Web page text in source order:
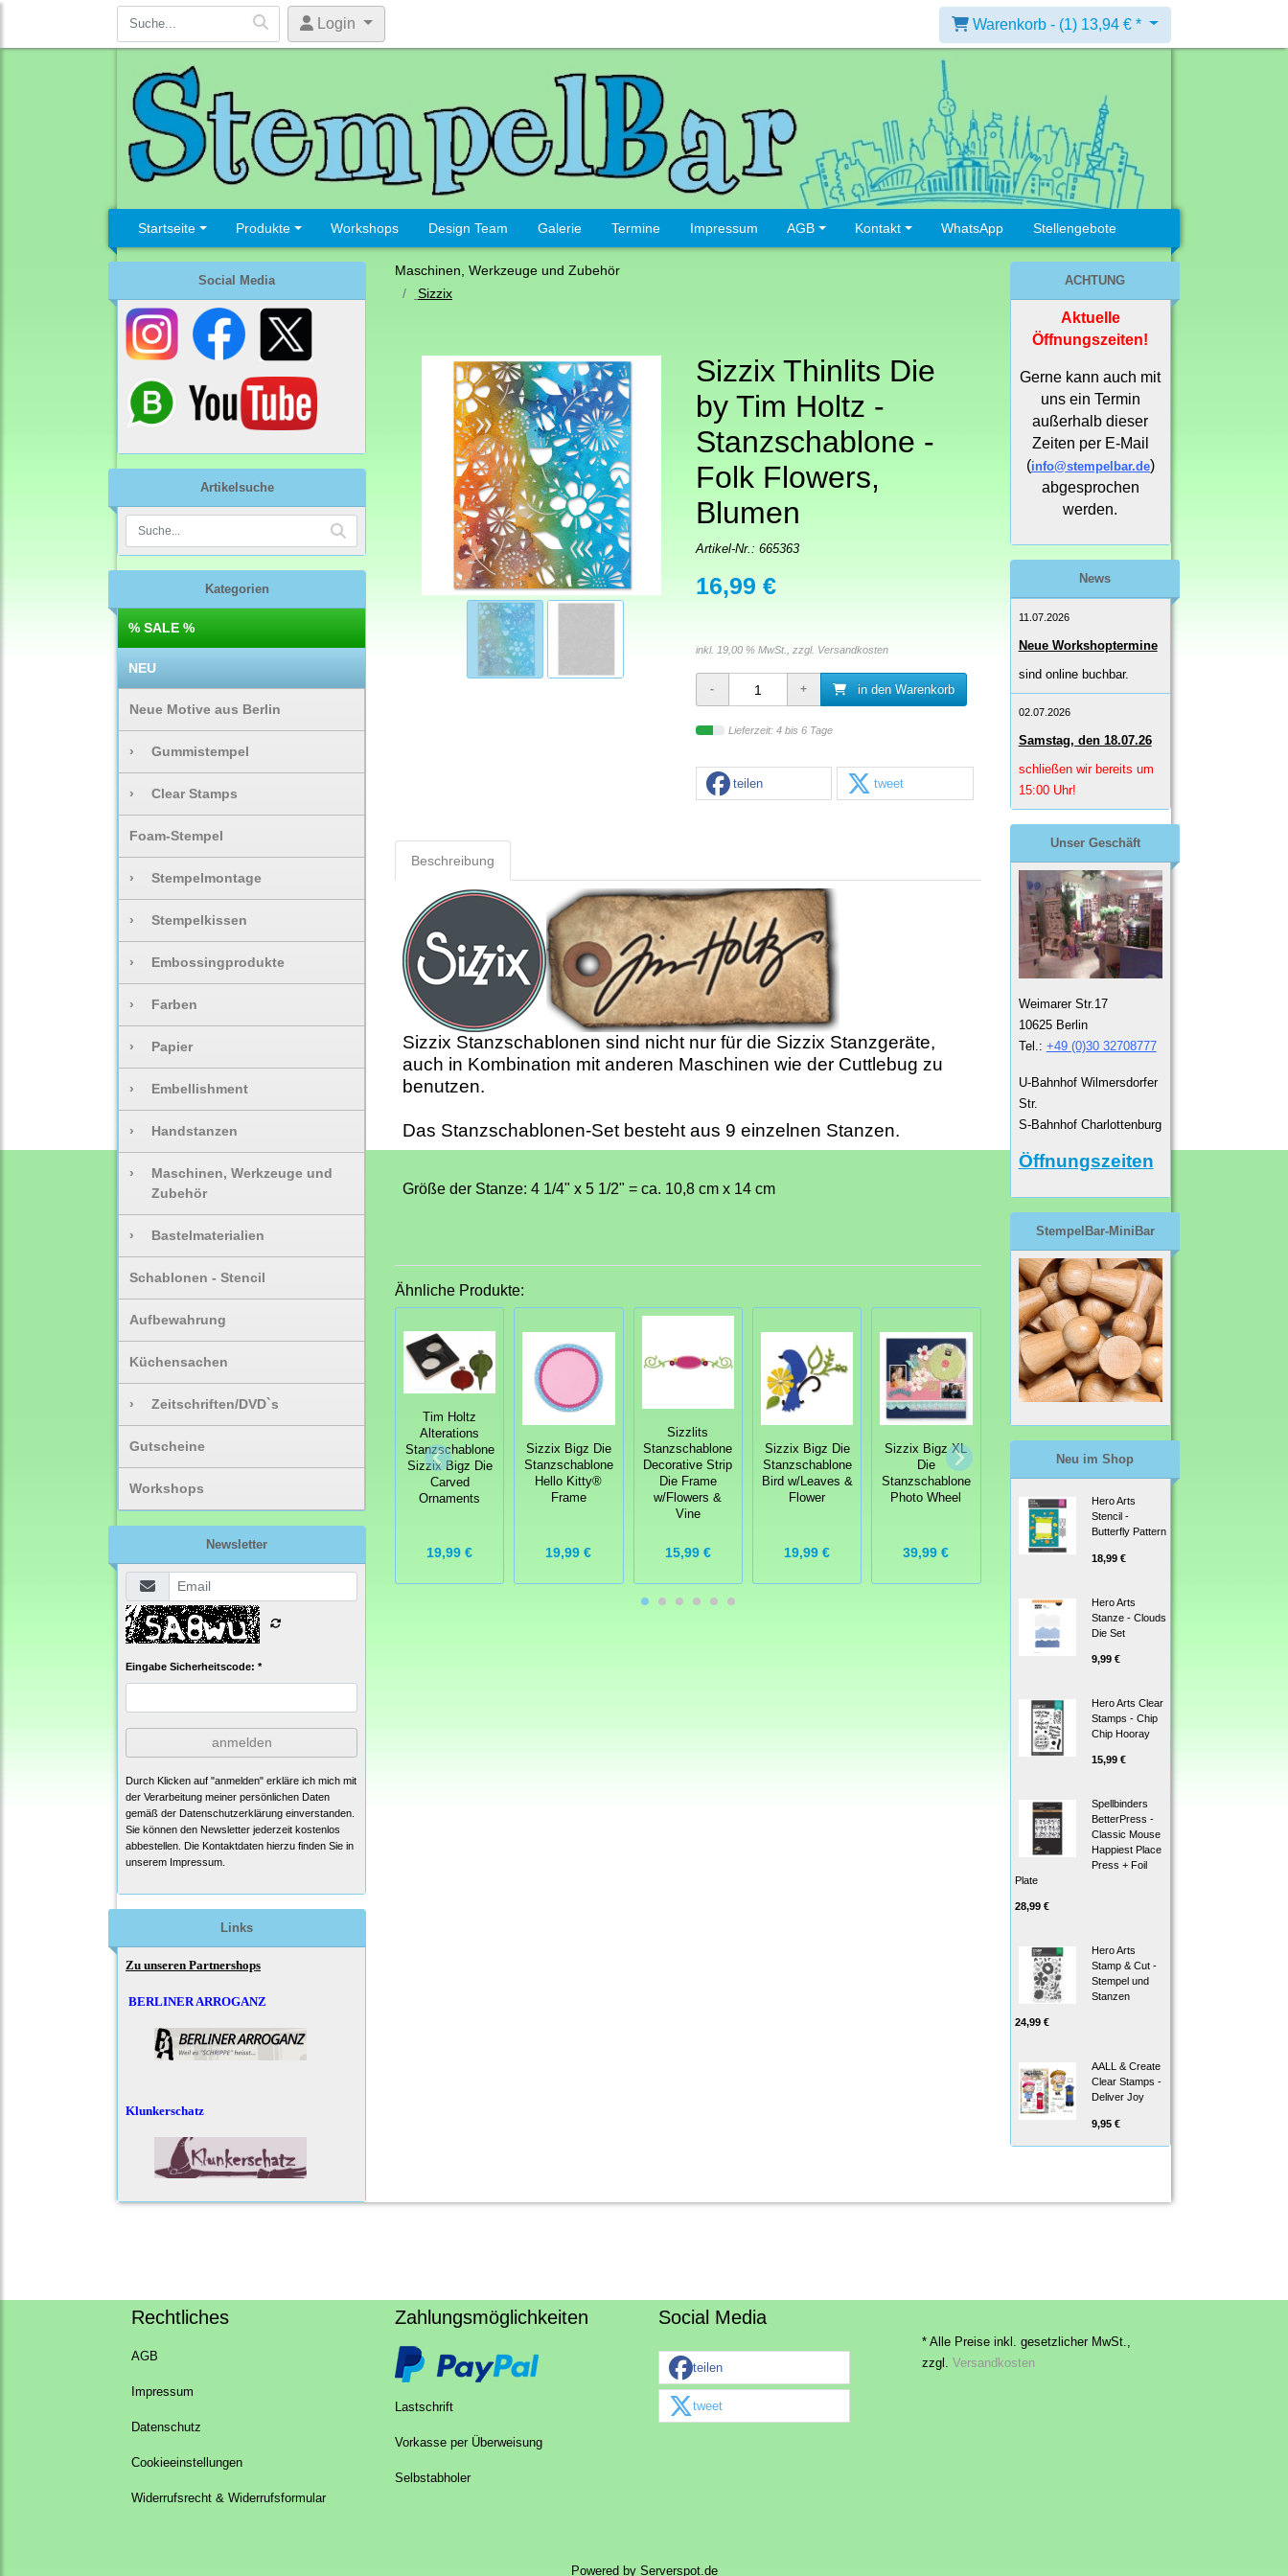
Login Warenkorb - (1) 13,94 € *
Startseite Produkte Workshops Design Team Galerie Termine Impressum AGB Kontakt WhatsApp Stellengebote
Social Media
Artikelsuche
Kategorien
% SALE %
NEU
Neue Motive aus Berlin
› Gummistempel
› Clear Stamps
Foam-Stempel
› Stempelmontage
› Stempelkissen
› Embossingprodukte
› Farben
› Papier
› Embellishment
› Handstanzen
›
Maschinen, Werkzeuge und
Zubehör
› Bastelmaterialien
Schablonen - Stencil
Aufbewahrung
Küchensachen
› Zeitschriften/DVD`s
Gutscheine
Workshops
Newsletter
Eingabe Sicherheitscode: *
anmelden
Durch Klicken auf "anmelden" erkläre ich mich mit
der Verarbeitung meiner persönlichen Daten
gemäß der Datenschutzerklärung einverstanden.
Sie können den Newsletter jederzeit kostenlos
abbestellen. Die Kontaktdaten hierzu finden Sie in
unserem Impressum.
Links
Zu unseren Partnershops
BERLINER ARROGANZ
Klunkerschatz
Maschinen, Werkzeuge und Zubehör
Sizzix
Sizzix Thinlits Die
by Tim Holtz -
Stanzschablone -
Folk Flowers,
Blumen
Artikel-Nr.: 665363
16,99 €
inkl. 19,00 % MwSt., zzgl. Versandkosten
in den Warenkorb
Lieferzeit: 4 bis 6 Tage
teilen tweet
Beschreibung
Sizzix Stanzschablonen sind nicht nur für die Sizzix Stanzgeräte,
auch in Kombination mit anderen Maschinen wie der Cuttlebug zu
benutzen.
Das Stanzschablonen-Set besteht aus 9 einzelnen Stanzen.
Größe der Stanze: 4 1/4" x 5 1/2" = ca. 10,8 cm x 14 cm
Ähnliche Produkte:
Tim Holtz
Alterations
Stanzschablone
Sizzix Bigz Die
Carved
Ornaments
19,99 €
Sizzix Bigz Die
Stanzschablone
Hello Kitty®
Frame
19,99 €
Sizzlits
Stanzschablone
Decorative Strip
Die Frame
w/Flowers &
Vine
15,99 €
Sizzix Bigz Die
Stanzschablone
Bird w/Leaves &
Flower
19,99 €
Sizzix Bigz XL
Die
Stanzschablone
Photo Wheel
39,99 €
Sizzix Bigz Die
Stanzschablone
Beeren
19,99 €
Stanzschablone
Bigz Die Flower,
Leaves & Stem
ACHTUNG
Aktuelle
Öffnungszeiten!
Gerne kann auch mit
uns ein Termin
außerhalb dieser
Zeiten per E-Mail
(info@stempelbar.de)
abgesprochen
werden.
News
11.07.2026
Neue Workshoptermine
sind online buchbar.
02.07.2026
Samstag, den 18.07.26
schließen wir bereits um
15:00 Uhr!
Unser Geschäft
Weimarer Str.17
10625 Berlin
Tel.: +49 (0)30 32708777
U-Bahnhof Wilmersdorfer
Str.
S-Bahnhof Charlottenburg
Öffnungszeiten
StempelBar-MiniBar
Neu im Shop
Hero Arts
Stencil -
Butterfly Pattern
18,99 €
Hero Arts
Stanze - Clouds
Die Set
9,99 €
Hero Arts Clear
Stamps - Chip
Chip Hooray
15,99 €
Spellbinders
BetterPress -
Classic Mouse
Happiest Place
Press + Foil
Plate
28,99 €
Hero Arts
Stamp & Cut -
Stempel und
Stanzen
24,99 €
AALL & Create
Clear Stamps -
Deliver Joy
9,95 €
Rechtliches
AGB
Impressum
Datenschutz
Cookieeinstellungen
Widerrufsrecht & Widerrufsformular
Zahlungsmöglichkeiten
Lastschrift
Vorkasse per Überweisung
Selbstabholer
Social Media
teilen
tweet
* Alle Preise inkl. gesetzlicher MwSt.,
zzgl. Versandkosten
Powered by Serverspot.de